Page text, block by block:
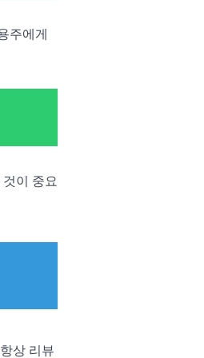
주에게
이 중요
상 리뷰